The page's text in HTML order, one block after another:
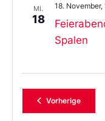
MI.
18
Spalen
18. November,
Vorherige